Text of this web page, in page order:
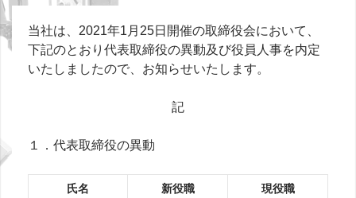
当社は、2021年1月25日開催の取締役会において、
下記のとおり代表取締役の異動及び役員人事を内定
いたしましたので、お知らせいたします。
記
１．代表取締役の異動
氏名 新役職 現役職